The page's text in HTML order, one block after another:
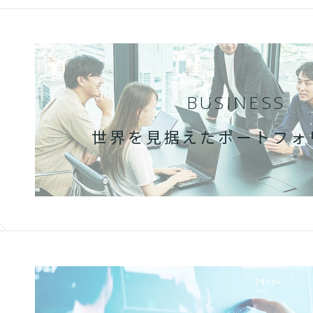
BUSINESS
世界を見据えたポートフ